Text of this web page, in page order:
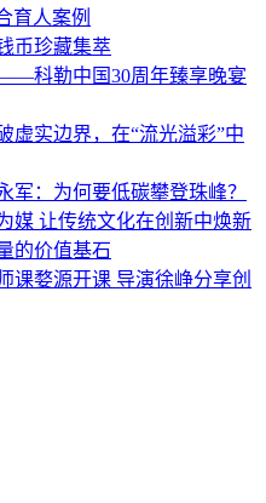
育人案例
币珍藏集萃
科勒中国30周年臻享晚宴
虚实边界，在“流光溢彩”中
军：为何要低碳攀登珠峰？
媒 让传统文化在创新中焕新
的价值基石
课婺源开课 导演徐峥分享创